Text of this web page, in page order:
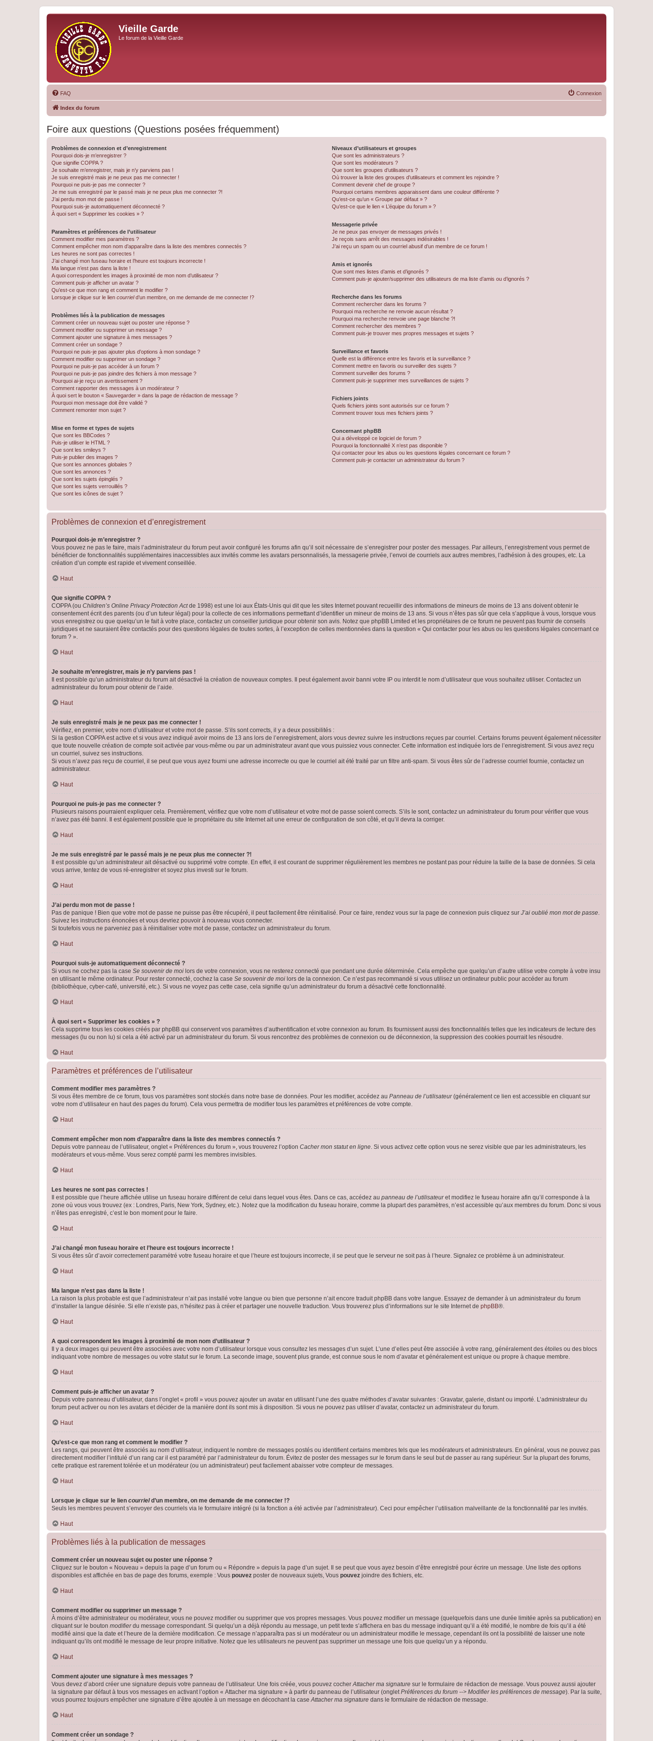
Vieille Garde
Le forum de la Vieille Garde
FAQ Connexion
Index du forum
Foire aux questions (Questions posées fréquemment)
Problèmes de connexion et d’enregistrement
Pourquoi dois-je m’enregistrer ?
Que signifie COPPA ?
Je souhaite m’enregistrer, mais je n’y parviens pas !
Je suis enregistré mais je ne peux pas me connecter !
Pourquoi ne puis-je pas me connecter ?
Je me suis enregistré par le passé mais je ne peux plus me connecter ?!
J’ai perdu mon mot de passe !
Pourquoi suis-je automatiquement déconnecté ?
À quoi sert « Supprimer les cookies » ?
Paramètres et préférences de l’utilisateur
Comment modifier mes paramètres ?
Comment empêcher mon nom d’apparaître dans la liste des membres connectés ?
Les heures ne sont pas correctes !
J’ai changé mon fuseau horaire et l’heure est toujours incorrecte !
Ma langue n’est pas dans la liste !
A quoi correspondent les images à proximité de mon nom d’utilisateur ?
Comment puis-je afficher un avatar ?
Qu’est-ce que mon rang et comment le modifier ?
Lorsque je clique sur le lien courrield’un membre, on me demande de me connecter !?
Problèmes liés à la publication de messages
Comment créer un nouveau sujet ou poster une réponse ?
Comment modifier ou supprimer un message ?
Comment ajouter une signature à mes messages ?
Comment créer un sondage ?
Pourquoi ne puis-je pas ajouter plus d’options à mon sondage ?
Comment modifier ou supprimer un sondage ?
Pourquoi ne puis-je pas accéder à un forum ?
Pourquoi ne puis-je pas joindre des fichiers à mon message ?
Pourquoi ai-je reçu un avertissement ?
Comment rapporter des messages à un modérateur ?
À quoi sert le bouton « Sauvegarder » dans la page de rédaction de message ?
Pourquoi mon message doit être validé ?
Comment remonter mon sujet ?
Mise en forme et types de sujets
Que sont les BBCodes ?
Puis-je utiliser le HTML ?
Que sont les smileys ?
Puis-je publier des images ?
Que sont les annonces globales ?
Que sont les annonces ?
Que sont les sujets épinglés ?
Que sont les sujets verrouillés ?
Que sont les icônes de sujet ?
Niveaux d’utilisateurs et groupes
Que sont les administrateurs ?
Que sont les modérateurs ?
Que sont les groupes d’utilisateurs ?
Où trouver la liste des groupes d’utilisateurs et comment les rejoindre ?
Comment devenir chef de groupe ?
Pourquoi certains membres apparaissent dans une couleur différente ?
Qu’est-ce qu’un « Groupe par défaut » ?
Qu’est-ce que le lien « L’équipe du forum » ?
Messagerie privée
Je ne peux pas envoyer de messages privés !
Je reçois sans arrêt des messages indésirables !
J’ai reçu un spam ou un courriel abusif d’un membre de ce forum !
Amis et ignorés
Que sont mes listes d’amis et d’ignorés ?
Comment puis-je ajouter/supprimer des utilisateurs de ma liste d’amis ou d’ignorés ?
Recherche dans les forums
Comment rechercher dans les forums ?
Pourquoi ma recherche ne renvoie aucun résultat ?
Pourquoi ma recherche renvoie une page blanche ?!
Comment rechercher des membres ?
Comment puis-je trouver mes propres messages et sujets ?
Surveillance et favoris
Quelle est la différence entre les favoris et la surveillance ?
Comment mettre en favoris ou surveiller des sujets ?
Comment surveiller des forums ?
Comment puis-je supprimer mes surveillances de sujets ?
Fichiers joints
Quels fichiers joints sont autorisés sur ce forum ?
Comment trouver tous mes fichiers joints ?
Concernant phpBB
Qui a développé ce logiciel de forum ?
Pourquoi la fonctionnalité X n’est pas disponible ?
Qui contacter pour les abus ou les questions légales concernant ce forum ?
Comment puis-je contacter un administrateur du forum ?
Problèmes de connexion et d’enregistrement
Pourquoi dois-je m’enregistrer ?
Vous pouvez ne pas le faire, mais l’administrateur du forum peut avoir configuré les forums afin qu’il soit nécessaire de s’enregistrer pour poster des messages. Par ailleurs, l’enregistrement vous permet de
bénéficier de fonctionnalités supplémentaires inaccessibles aux invités comme les avatars personnalisés, la messagerie privée, l’envoi de courriels aux autres membres, l’adhésion à des groupes, etc. La
création d’un compte est rapide et vivement conseillée.
Haut
Que signifie COPPA ?
COPPA (ou Children’s Online Privacy Protection Actde 1998) est une loi aux États-Unis qui dit que les sites Internet pouvant recueillir des informations de mineurs de moins de 13 ans doivent obtenir le
consentement écrit des parents (ou d’un tuteur légal) pour la collecte de ces informations permettant d’identifier un mineur de moins de 13 ans. Si vous n’êtes pas sûr que cela s’applique à vous, lorsque vous
vous enregistrez ou que quelqu’un le fait à votre place, contactez un conseiller juridique pour obtenir son avis. Notez que phpBB Limited et les propriétaires de ce forum ne peuvent pas fournir de conseils
juridiques et ne sauraient être contactés pour des questions légales de toutes sortes, à l’exception de celles mentionnées dans la question « Qui contacter pour les abus ou les questions légales concernant ce
forum ? ».
Haut
Je souhaite m’enregistrer, mais je n’y parviens pas !
Il est possible qu’un administrateur du forum ait désactivé la création de nouveaux comptes. Il peut également avoir banni votre IP ou interdit le nom d’utilisateur que vous souhaitez utiliser. Contactez un
administrateur du forum pour obtenir de l’aide.
Haut
Je suis enregistré mais je ne peux pas me connecter !
Vérifiez, en premier, votre nom d’utilisateur et votre mot de passe. S’ils sont corrects, il y a deux possibilités :
Si la gestion COPPA est active et si vous avez indiqué avoir moins de 13 ans lors de l’enregistrement, alors vous devrez suivre les instructions reçues par courriel. Certains forums peuvent également nécessiter
que toute nouvelle création de compte soit activée par vous-même ou par un administrateur avant que vous puissiez vous connecter. Cette information est indiquée lors de l’enregistrement. Si vous avez reçu
un courriel, suivez ses instructions.
Si vous n’avez pas reçu de courriel, il se peut que vous ayez fourni une adresse incorrecte ou que le courriel ait été traité par un filtre anti-spam. Si vous êtes sûr de l’adresse courriel fournie, contactez un
administrateur.
Haut
Pourquoi ne puis-je pas me connecter ?
Plusieurs raisons pourraient expliquer cela. Premièrement, vérifiez que votre nom d’utilisateur et votre mot de passe soient corrects. S’ils le sont, contactez un administrateur du forum pour vérifier que vous
n’avez pas été banni. Il est également possible que le propriétaire du site Internet ait une erreur de configuration de son côté, et qu’il devra la corriger.
Haut
Je me suis enregistré par le passé mais je ne peux plus me connecter ?!
Il est possible qu’un administrateur ait désactivé ou supprimé votre compte. En effet, il est courant de supprimer régulièrement les membres ne postant pas pour réduire la taille de la base de données. Si cela
vous arrive, tentez de vous ré-enregistrer et soyez plus investi sur le forum.
Haut
J’ai perdu mon mot de passe !
Pas de panique ! Bien que votre mot de passe ne puisse pas être récupéré, il peut facilement être réinitialisé. Pour ce faire, rendez vous sur la page de connexion puis cliquez sur J’ai oublié mon mot de passe.
Suivez les instructions énoncées et vous devriez pouvoir à nouveau vous connecter.
Si toutefois vous ne parveniez pas à réinitialiser votre mot de passe, contactez un administrateur du forum.
Haut
Pourquoi suis-je automatiquement déconnecté ?
Si vous ne cochez pas la case Se souvenir de moi lors de votre connexion, vous ne resterez connecté que pendant une durée déterminée. Cela empêche que quelqu’un d’autre utilise votre compte à votre insu
en utilisant le même ordinateur. Pour rester connecté, cochez la case Se souvenir de moi lors de la connexion. Ce n’est pas recommandé si vous utilisez un ordinateur public pour accéder au forum
(bibliothèque, cyber-café, université, etc.). Si vous ne voyez pas cette case, cela signifie qu’un administrateur du forum a désactivé cette fonctionnalité.
Haut
À quoi sert « Supprimer les cookies » ?
Cela supprime tous les cookies créés par phpBB qui conservent vos paramètres d’authentification et votre connexion au forum. Ils fournissent aussi des fonctionnalités telles que les indicateurs de lecture des
messages (lu ou non lu) si cela a été activé par un administrateur du forum. Si vous rencontrez des problèmes de connexion ou de déconnexion, la suppression des cookies pourrait les résoudre.
Haut
Paramètres et préférences de l’utilisateur
Comment modifier mes paramètres ?
Si vous êtes membre de ce forum, tous vos paramètres sont stockés dans notre base de données. Pour les modifier, accédez au Panneau de l’utilisateur(généralement ce lien est accessible en cliquant sur
votre nom d’utilisateur en haut des pages du forum). Cela vous permettra de modifier tous les paramètres et préférences de votre compte.
Haut
Comment empêcher mon nom d’apparaître dans la liste des membres connectés ?
Depuis votre panneau de l’utilisateur, onglet « Préférences du forum », vous trouverez l’option Cacher mon statut en ligne. Si vous activez cette option vous ne serez visible que par les administrateurs, les
modérateurs et vous-même. Vous serez compté parmi les membres invisibles.
Haut
Les heures ne sont pas correctes !
Il est possible que l’heure affichée utilise un fuseau horaire différent de celui dans lequel vous êtes. Dans ce cas, accédez au panneau de l’utilisateuret modifiez le fuseau horaire afin qu’il corresponde à la
zone où vous vous trouvez (ex : Londres, Paris, New York, Sydney, etc.). Notez que la modification du fuseau horaire, comme la plupart des paramètres, n’est accessible qu’aux membres du forum. Donc si vous
n’êtes pas enregistré, c’est le bon moment pour le faire.
Haut
J’ai changé mon fuseau horaire et l’heure est toujours incorrecte !
Si vous êtes sûr d’avoir correctement paramétré votre fuseau horaire et que l’heure est toujours incorrecte, il se peut que le serveur ne soit pas à l’heure. Signalez ce problème à un administrateur.
Haut
Ma langue n’est pas dans la liste !
La raison la plus probable est que l’administrateur n’ait pas installé votre langue ou bien que personne n’ait encore traduit phpBB dans votre langue. Essayez de demander à un administrateur du forum
d’installer la langue désirée. Si elle n’existe pas, n’hésitez pas à créer et partager une nouvelle traduction. Vous trouverez plus d’informations sur le site Internet de phpBB®.
Haut
A quoi correspondent les images à proximité de mon nom d’utilisateur ?
Il y a deux images qui peuvent être associées avec votre nom d’utilisateur lorsque vous consultez les messages d’un sujet. L’une d’elles peut être associée à votre rang, généralement des étoiles ou des blocs
indiquant votre nombre de messages ou votre statut sur le forum. La seconde image, souvent plus grande, est connue sous le nom d’avatar et généralement est unique ou propre à chaque membre.
Haut
Comment puis-je afficher un avatar ?
Depuis votre panneau d’utilisateur, dans l’onglet « profil » vous pouvez ajouter un avatar en utilisant l’une des quatre méthodes d’avatar suivantes : Gravatar, galerie, distant ou importé. L’administrateur du
forum peut activer ou non les avatars et décider de la manière dont ils sont mis à disposition. Si vous ne pouvez pas utiliser d’avatar, contactez un administrateur du forum.
Haut
Qu’est-ce que mon rang et comment le modifier ?
Les rangs, qui peuvent être associés au nom d’utilisateur, indiquent le nombre de messages postés ou identifient certains membres tels que les modérateurs et administrateurs. En général, vous ne pouvez pas
directement modifier l’intitulé d’un rang car il est paramétré par l’administrateur du forum. Évitez de poster des messages sur le forum dans le seul but de passer au rang supérieur. Sur la plupart des forums,
cette pratique est rarement tolérée et un modérateur (ou un administrateur) peut facilement abaisser votre compteur de messages.
Haut
Lorsque je clique sur le lien courrield’un membre, on me demande de me connecter !?
Seuls les membres peuvent s’envoyer des courriels via le formulaire intégré (si la fonction a été activée par l’administrateur). Ceci pour empêcher l’utilisation malveillante de la fonctionnalité par les invités.
Haut
Problèmes liés à la publication de messages
Comment créer un nouveau sujet ou poster une réponse ?
Cliquez sur le bouton « Nouveau » depuis la page d’un forum ou « Répondre » depuis la page d’un sujet. Il se peut que vous ayez besoin d’être enregistré pour écrire un message. Une liste des options
disponibles est affichée en bas de page des forums, exemple : Vous pouvez poster de nouveaux sujets, Vous pouvez joindre des fichiers, etc.
Haut
Comment modifier ou supprimer un message ?
À moins d’être administrateur ou modérateur, vous ne pouvez modifier ou supprimer que vos propres messages. Vous pouvez modifier un message (quelquefois dans une durée limitée après sa publication) en
cliquant sur le bouton modifierdu message correspondant. Si quelqu’un a déjà répondu au message, un petit texte s’affichera en bas du message indiquant qu’il a été modifié, le nombre de fois qu’il a été
modifié ainsi que la date et l’heure de la dernière modification. Ce message n’apparaîtra pas si un modérateur ou un administrateur modifie le message, cependant ils ont la possibilité de laisser une note
indiquant qu’ils ont modifié le message de leur propre initiative. Notez que les utilisateurs ne peuvent pas supprimer un message une fois que quelqu’un y a répondu.
Haut
Comment ajouter une signature à mes messages ?
Vous devez d’abord créer une signature depuis votre panneau de l’utilisateur. Une fois créée, vous pouvez cocherAttacher ma signature sur le formulaire de rédaction de message. Vous pouvez aussi ajouter
la signature par défaut à tous vos messages en activant l’option « Attacher ma signature » à partir du panneau de l’utilisateur (ongletPréférences du forum --> Modifier les préférences de message). Par la suite,
vous pourrez toujours empêcher une signature d’être ajoutée à un message en décochant la caseAttacher ma signature dans le formulaire de rédaction de message.
Haut
Comment créer un sondage ?